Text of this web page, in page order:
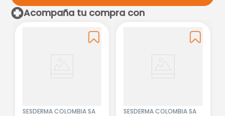
Por favor, inicia sesión para
Acompaña tu compra con
SESDERMA COLOMBIA SA SESDERMA COLOMBIA SA